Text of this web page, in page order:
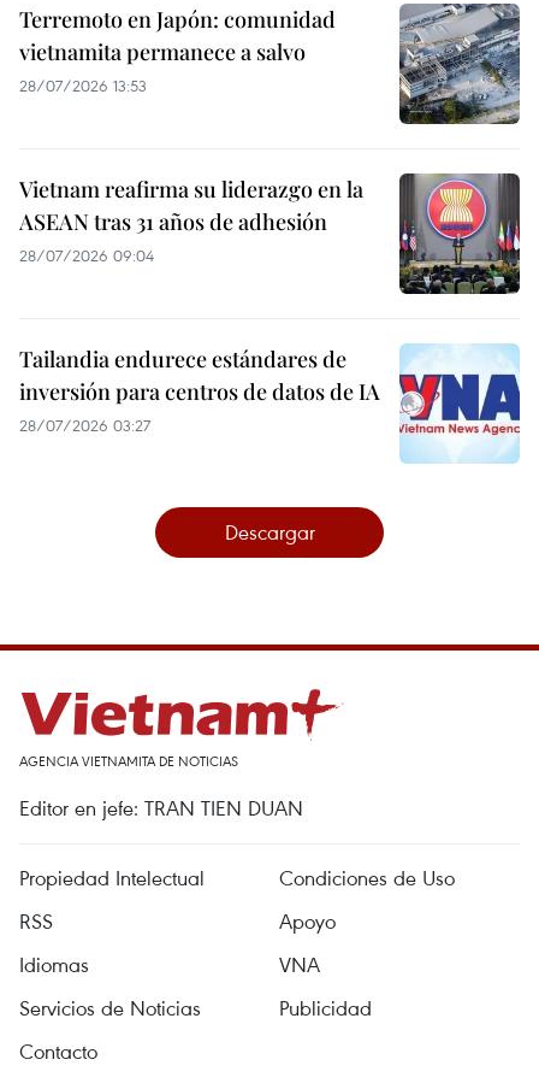
Terremoto en Japón: comunidad
vietnamita permanece a salvo
28/07/2026 13:53
Vietnam reafirma su liderazgo en la
ASEAN tras 31 años de adhesión
28/07/2026 09:04
Tailandia endurece estándares de
inversión para centros de datos de IA
28/07/2026 03:27
Descargar
AGENCIA VIETNAMITA DE NOTICIAS
Editor en jefe: TRAN TIEN DUAN
Propiedad Intelectual
Condiciones de Uso
RSS
Apoyo
Idiomas
VNA
Servicios de Noticias
Publicidad
Contacto